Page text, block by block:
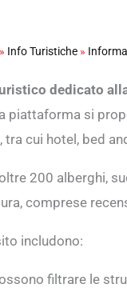
» Info Turistiche »
dedicato
piattaforma si
cui hotel, bed
200 alberghi,
comprese
includono:
filtrare le